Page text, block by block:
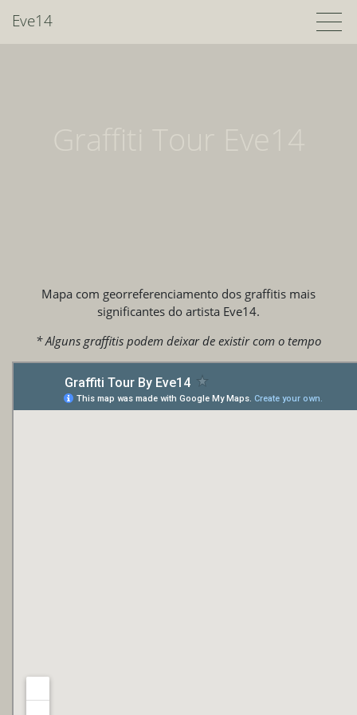
Eve14
Mapa com georreferenciamento dos graffitis mais
significantes do artista Eve14.
* Alguns graffitis podem deixar de existir com o tempo